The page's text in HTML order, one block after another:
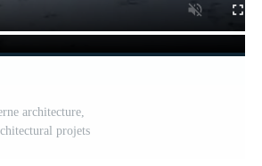
architecture,
projets